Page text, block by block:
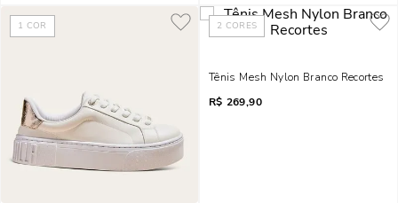
1 COR 2 CORES
Tênis Mesh Nylon Branco Recortes
R$ 269,90